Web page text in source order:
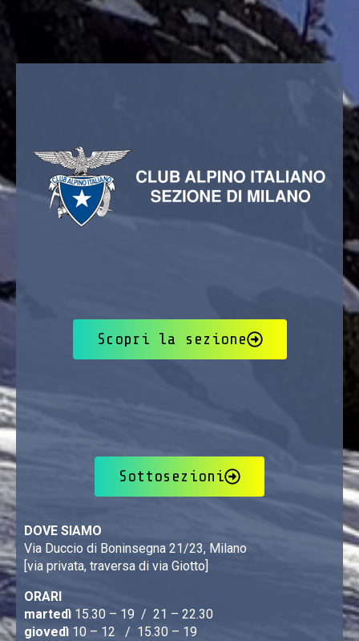
Scopri la sezione
Sottosezioni
DOVE SIAMO
Via Duccio di Boninsegna 21/23, Milano
[via privata, traversa di via Giotto]
ORARI
martedì 15.30 – 19 / 21 – 22.30
giovedì 10 – 12 / 15.30 – 19